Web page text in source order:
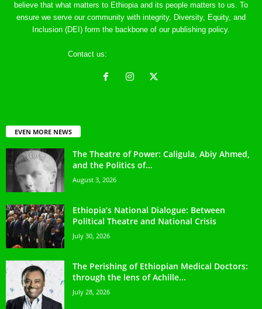
believe that what matters to Ethiopia and its people matters to us. To
ensure we serve our community with integrity, Diversity, Equity, and
Inclusion (DEI) form the backbone of our publishing policy.
Contact us:
EVEN MORE NEWS
The Theatre of Power: Caligula, Abiy Ahmed,
and the Politics of...
August 3, 2026
Ethiopia’s National Dialogue: Between
Political Theatre and National Crisis
July 30, 2026
The Perishing of Ethiopian Medical Doctors:
through the lens of Achille...
July 28, 2026